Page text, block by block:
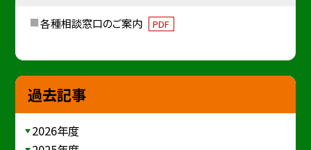
各種相談窓口のご案内 PDF
過去記事
2026年度